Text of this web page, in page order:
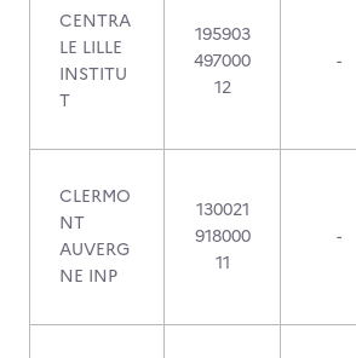
CENTRA
LE LILLE
INSTITU
T
195903
497000
12
-
CLERMO
NT
AUVERG
NE INP
130021
918000
11
-